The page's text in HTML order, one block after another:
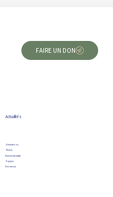
FAIRE UN DON
Animations
Menus
Équipe
Bartischblattle
Kermesse
Actualités